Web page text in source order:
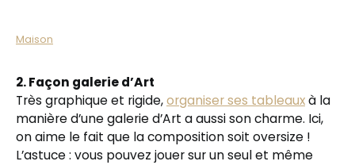
Maison
2. Façon galerie d’Art
Très graphique et rigide,organiser ses tableauxà la
manière d’une galerie d’Art a aussi son charme. Ici,
on aime le fait que la composition soit oversize !
L’astuce : vous pouvez jouer sur un seul et même